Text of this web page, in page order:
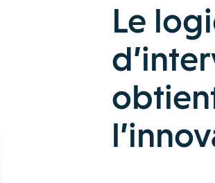
Le